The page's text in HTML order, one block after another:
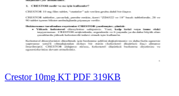
Crestor 10mg KT PDF 319KB